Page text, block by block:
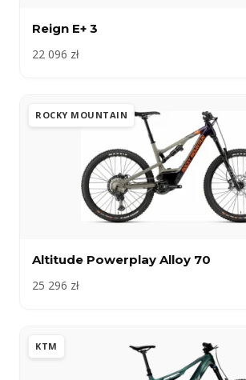
Reign E+ 3
22 096 zł
ROCKY MOUNTAIN
Altitude Powerplay Alloy 70
25 296 zł
KTM